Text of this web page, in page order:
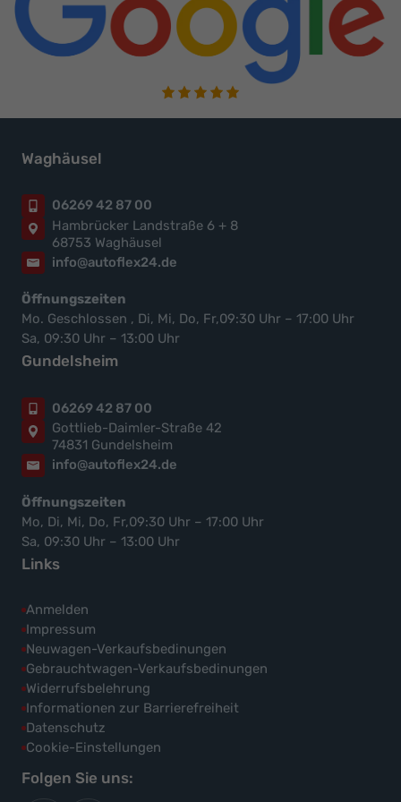
Waghäusel
06269 42 87 00
Hambrücker Landstraße 6 + 8
68753 Waghäusel
info@autoflex24.de
Öffnungszeiten
Mo. Geschlossen , Di, Mi, Do, Fr,09:30 Uhr – 17:00 Uhr
Sa, 09:30 Uhr – 13:00 Uhr
Gundelsheim
06269 42 87 00
Gottlieb-Daimler-Straße 42
74831 Gundelsheim
info@autoflex24.de
Öffnungszeiten
Mo, Di, Mi, Do, Fr,09:30 Uhr – 17:00 Uhr
Sa, 09:30 Uhr – 13:00 Uhr
Links
Anmelden
Impressum
Neuwagen-Verkaufsbedinungen
Gebrauchtwagen-Verkaufsbedinungen
Widerrufsbelehrung
Informationen zur Barrierefreiheit
Datenschutz
Cookie-Einstellungen
Folgen Sie uns: